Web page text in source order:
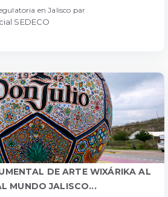
en Jalisco par
SEDECO
DE ARTE WIXÁRIKA AL
MUNDO JALISCO...